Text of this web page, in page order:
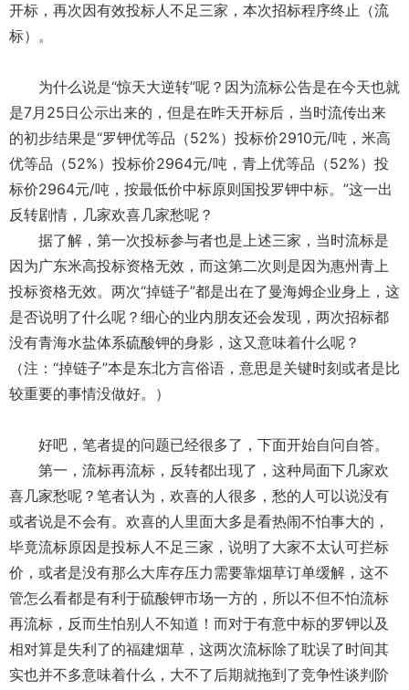
开标，再次因有效投标人不足三家，本次招标程序终止（流
标）。
为什么说是“惊天大逆转”呢？因为流标公告是在今天也就
是7月25日公示出来的，但是在昨天开标后，当时流传出来
的初步结果是“罗钾优等品（52%）投标价2910元/吨，米高
优等品（52%）投标价2964元/吨，青上优等品（52%）投
标价2964元/吨，按最低价中标原则国投罗钾中标。”这一出
反转剧情，几家欢喜几家愁呢？
据了解，第一次投标参与者也是上述三家，当时流标是
因为广东米高投标资格无效，而这第二次则是因为惠州青上
投标资格无效。两次“掉链子”都是出在了曼海姆企业身上，这
是否说明了什么呢？细心的业内朋友还会发现，两次招标都
没有青海水盐体系硫酸钾的身影，这又意味着什么呢？
（注：“掉链子”本是东北方言俗语，意思是关键时刻或者是比
较重要的事情没做好。）
好吧，笔者提的问题已经很多了，下面开始自问自答。
第一，流标再流标，反转都出现了，这种局面下几家欢
喜几家愁呢？笔者认为，欢喜的人很多，愁的人可以说没有
或者说是不会有。欢喜的人里面大多是看热闹不怕事大的，
毕竟流标原因是投标人不足三家，说明了大家不太认可拦标
价，或者是没有那么大库存压力需要靠烟草订单缓解，这不
管怎么看都是有利于硫酸钾市场一方的，所以不但不怕流标
再流标，反而生怕别人不知道！而对于有意中标的罗钾以及
相对算是失利了的福建烟草，这两次流标除了耽误了时间其
实也并不多意味着什么，大不了后期就拖到了竞争性谈判阶